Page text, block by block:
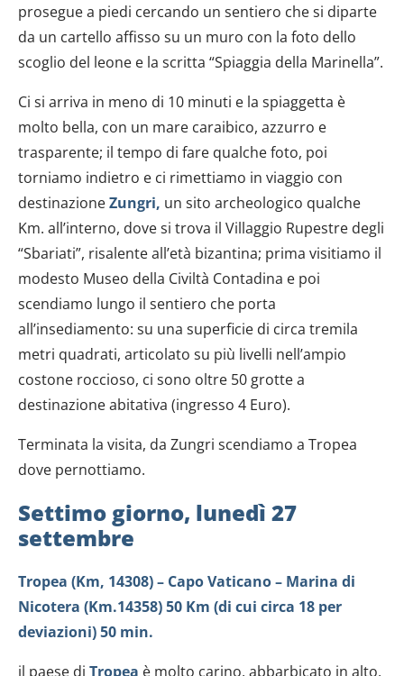
prosegue a piedi cercando un sentiero che si diparte
da un cartello affisso su un muro con la foto dello
scoglio del leone e la scritta “Spiaggia della Marinella”.
Ci si arriva in meno di 10 minuti e la spiaggetta è
molto bella, con un mare caraibico, azzurro e
trasparente; il tempo di fare qualche foto, poi
torniamo indietro e ci rimettiamo in viaggio con
destinazioneZungri, un sito archeologico qualche
Km. all’interno, dove si trova il Villaggio Rupestre degli
“Sbariati”, risalente all’età bizantina; prima visitiamo il
modesto Museo della Civiltà Contadina e poi
scendiamo lungo il sentiero che porta
all’insediamento: su una superficie di circa tremila
metri quadrati, articolato su più livelli nell’ampio
costone roccioso, ci sono oltre 50 grotte a
destinazione abitativa (ingresso 4 Euro).
Terminata la visita, da Zungri scendiamo a Tropea
dove pernottiamo.
Settimo giorno, lunedì 27
settembre
Tropea (Km, 14308) – Capo Vaticano – Marina di
Nicotera (Km.14358) 50 Km (di cui circa 18 per
deviazioni) 50 min.
il paese di Tropea è molto carino, abbarbicato in alto,